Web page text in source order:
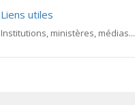
Liens utiles
Institutions, ministères, médias...